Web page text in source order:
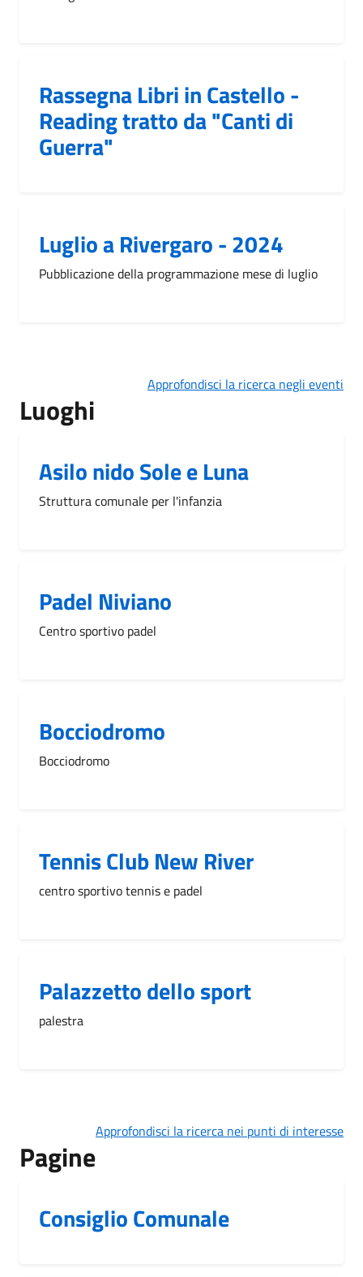
Rassegna Libri in Castello -
Reading tratto da "Canti di
Guerra"
Luglio a Rivergaro - 2024
Pubblicazione della programmazione mese di luglio
Approfondisci la ricerca negli eventi
Luoghi
Asilo nido Sole e Luna
Struttura comunale per l'infanzia
Padel Niviano
Centro sportivo padel
Bocciodromo
Bocciodromo
Tennis Club New River
centro sportivo tennis e padel
Palazzetto dello sport
palestra
Approfondisci la ricerca nei punti di interesse
Pagine
Consiglio Comunale